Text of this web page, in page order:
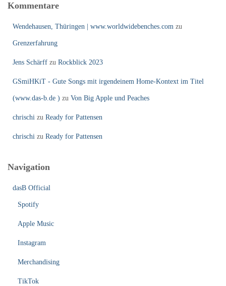
Kommentare
Wendehausen, Thüringen | www.worldwidebenches.com zu
Grenzerfahrung
Jens Schärff zu Rockblick 2023
GSmiHKiT - Gute Songs mit irgendeinem Home-Kontext im Titel
(www.das-b.de ) zu Von Big Apple und Peaches
chrischi zu Ready for Pattensen
chrischi zu Ready for Pattensen
Navigation
dasB Official
Spotify
Apple Music
Instagram
Merchandising
TikTok